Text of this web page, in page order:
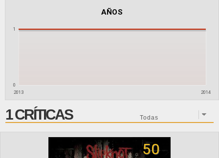
AÑOS
2013 2014
0
1
1 CRÍTICAS
50